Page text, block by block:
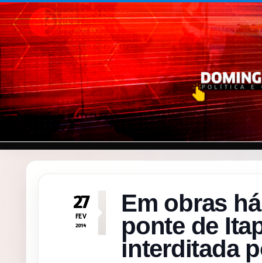
Pular para o conteúdo
27
FEV
2014
Em obras
ponte de
interditada